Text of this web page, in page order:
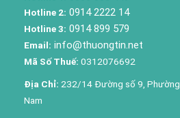
Hotline 2: 0914 2222 14
Hotline 3: 0914 899 579
Email: info@thuongtin.net
Mã Số Thuế: 0312076692
Địa Chỉ: 232/14 Đường số 9, Phường
Nam